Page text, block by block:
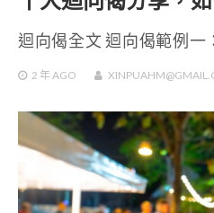
迴向偈全文 迴向偈範例一
2 年 AGO